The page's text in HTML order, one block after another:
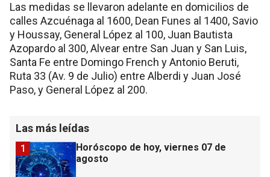
Las medidas se llevaron adelante en domicilios de
calles Azcuénaga al 1600, Dean Funes al 1400, Savio
y Houssay, General López al 100, Juan Bautista
Azopardo al 300, Alvear entre San Juan y San Luis,
Santa Fe entre Domingo French y Antonio Beruti,
Ruta 33 (Av. 9 de Julio) entre Alberdi y Juan José
Paso, y General López al 200.
Las más leídas
Horóscopo de hoy, viernes 07 de
agosto
1